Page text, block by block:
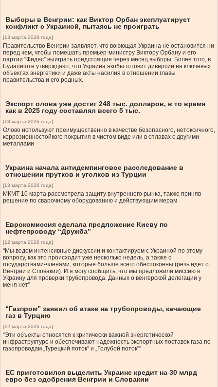
Выборы в Венгрии: как Виктор Орбан эксплуатирует
конфликт с Украиной, пытаясь не проиграть
[13 марта 2026 года]
Правительство Венгрии заявляет, что воюющая Украина не остановится ни
перед чем, чтобы помешать премьер-министру Виктору Орбану и его
партии “Фидес” выиграть предстоящие через месяц выборы. Более того, в
Будапеште утверждают, что Украина якобы готовит диверсии на ключевых
объектах энергетики и даже акты насилия в отношении главы
правительства и его родных.
Экспорт олова уже достиг 248 тыс. долларов, в то время
как в 2025 году составлял всего 5 тыс.
[13 марта 2026 года]
Олово используют преимущественно в качестве безопасного, нетоксичного,
коррозионностойкого покрытия в чистом виде или в сплавах с другими
металлами
Украина начала антидемпинговое расследование в
отношении прутков и уголков из Турции
[13 марта 2026 года]
МКМТ 10 марта рассмотрела защиту внутреннего рынка, также приняв
решение по сварочному оборудованию и действующим мерам
Еврокомиссия сделала предложение Киеву по
нефтепроводу “Дружба”
[12 марта 2026 года]
“Мы ведем интенсивные дискуссии и контактируем с Украиной по этому
вопросу, как это происходит уже несколько недель, а также с
государствами-членами, которые больше всего обеспокоены (речь идет о
Венгрии и Словакии). И я могу сообщить, что мы предложили миссию в
Украину для проверки трубопровода. Данных о венгерской делегации у
меня нет”
“Газпром” заявил об атаке на трубопроводы, качающие
газ в Турцию
[12 марта 2026 года]
“Эти объекты относятся к критически важной энергетической
инфраструктуре и обеспечивают надежность экспортных поставок газа по
газопроводам „Турецкий поток“ и „Голубой поток“”
ЕС приготовился выделить Украине кредит на 30 млрд
евро без одобрения Венгрии и Словакии